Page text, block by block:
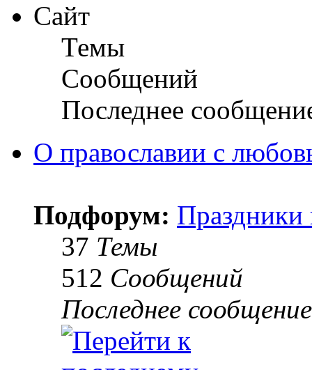
Сайт
Темы
Сообщений
Последнее
О православии с
Подфорум: Праздники
37 Темы
512 Сообщений
Последнее сообщение